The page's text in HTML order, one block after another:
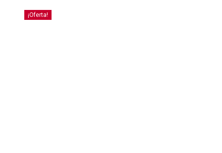
¡Oferta!